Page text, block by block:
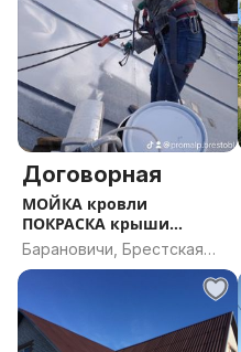
Договорная
МОЙКА кровли
ПОКРАСКА крыши
РЕМОНТ
Барановичи, Брестская
область